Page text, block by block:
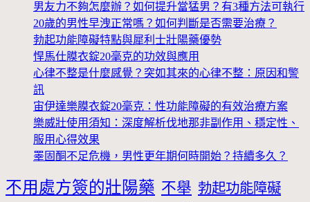
男友力不夠怎麼辦？如何提升當猛男？有3種方法可執行
20歲的男性早洩正常嗎？如何判斷是否需要治療？
勃起功能障礙特點與犀利士壯陽藥優勢
悍馬仕膜衣錠20毫克的功效與應用
心律不整是什麼感覺？突如其來的心律不整：原因和警
訊
宙伊達樂膜衣錠20毫克：性功能障礙的有效治療方案
樂威壯使用須知：深度解析伐地那非副作用、穩定性、
服用心得效果
睪固酮不足危機，男性更年期何時開始？持續多久？
不用處方簽的壯陽藥 不舉 勃起功能障礙